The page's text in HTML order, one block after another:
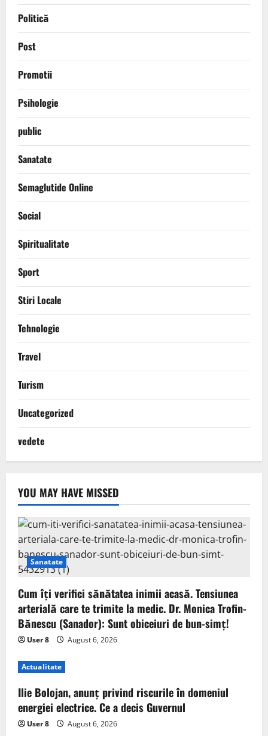
Politică
Post
Promotii
Psihologie
public
Sanatate
Semaglutide Online
Social
Spiritualitate
Sport
Stiri Locale
Tehnologie
Travel
Turism
Uncategorized
vedete
YOU MAY HAVE MISSED
Sanatate
Cum îți verifici sănătatea inimii acasă. Tensiunea
arterială care te trimite la medic. Dr. Monica Trofin-
Bănescu (Sanador): Sunt obiceiuri de bun-simț!
User 8 August 6, 2026
Actualitate
Ilie Bolojan, anunț privind riscurile în domeniul
energiei electrice. Ce a decis Guvernul
User 8
August 6, 2026